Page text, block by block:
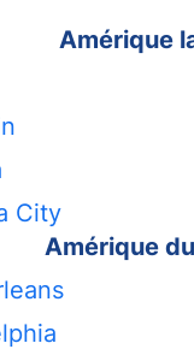
Amérique
City
Amérique